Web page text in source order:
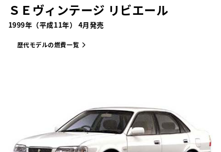
ＳＥヴィンテージ リビエール
1999年（平成11年） 4月発売
歴代モデルの燃費一覧